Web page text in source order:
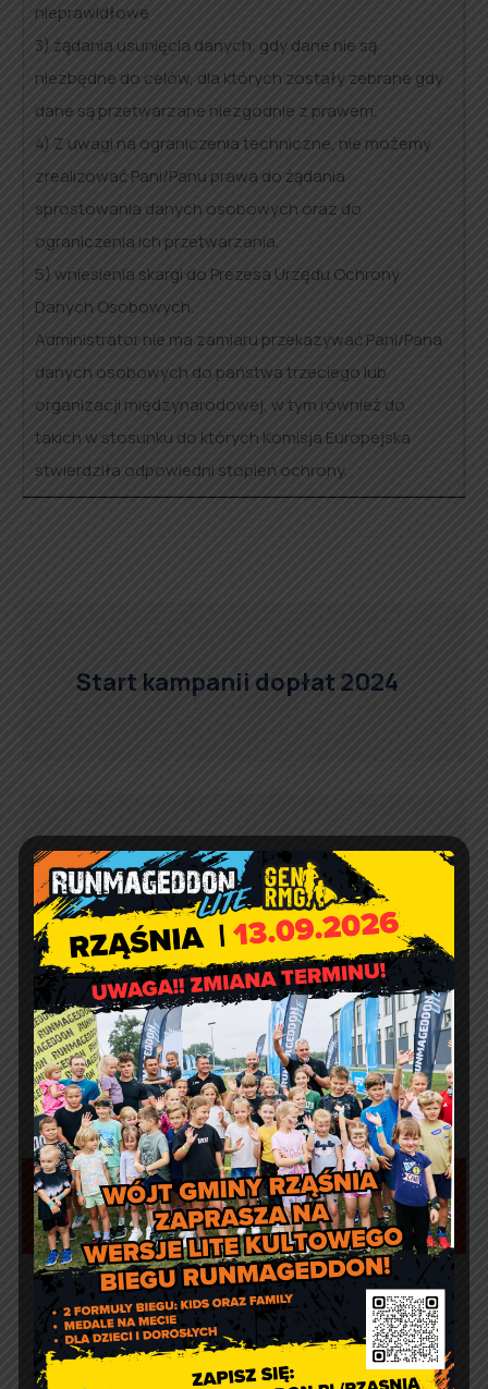
nieprawidłowe
3) żądania usunięcia danych, gdy dane nie są
niezbędne do celów, dla których zostały zebrane gdy
dane są przetwarzane niezgodnie z prawem.
4) Z uwagi na ograniczenia techniczne, nie możemy
zrealizować Pani/Panu prawa do żądania
sprostowania danych osobowych oraz do
ograniczenia ich przetwarzania.
5) wniesienia skargi do Prezesa Urzędu Ochrony
Danych Osobowych.
Administrator nie ma zamiaru przekazywać Pani/Pana
danych osobowych do państwa trzeciego lub
organizacji międzynarodowej, w tym również do
takich w stosunku do których Komisja Europejska
stwierdziła odpowiedni stopień ochrony.
Start kampanii dopłat 2024
Obwieszczenia o
zarejestrowanych listach
kandydatów na Radnych i
Wójta
Aktualności